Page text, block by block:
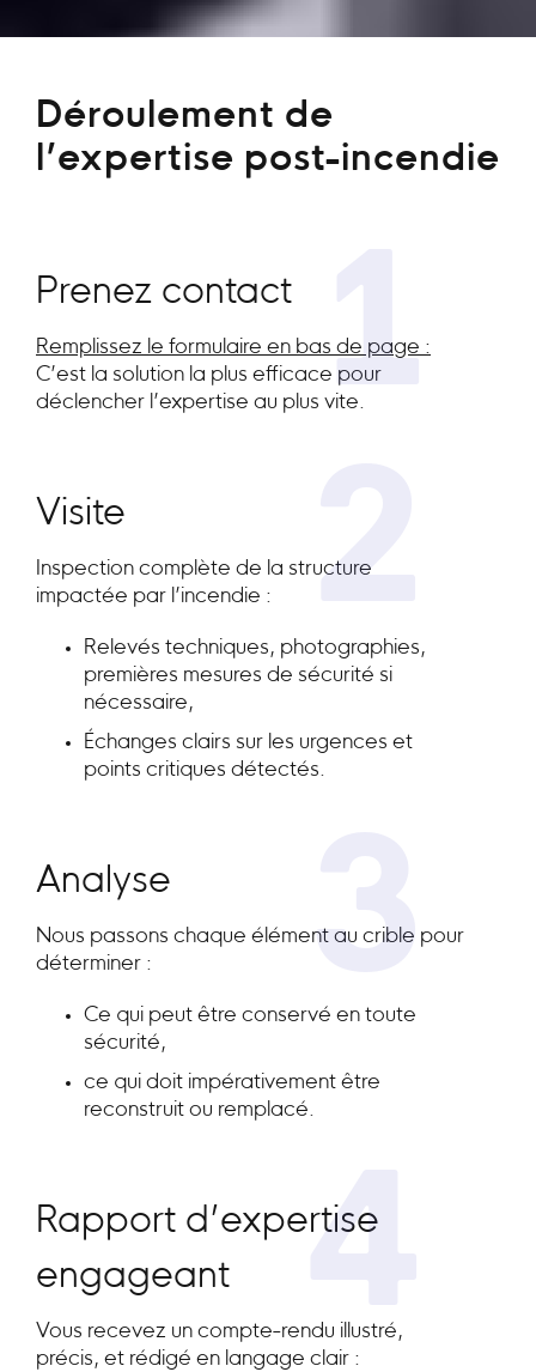
Déroulement de
l’expertise post-incendie
1
Prenez contact
Remplissez le formulaire en bas de page :
C’est la solution la plus efficace pour
déclencher l’expertise au plus vite.
2
Visite
Inspection complète de la structure
impactée par l’incendie :
Relevés techniques, photographies,
premières mesures de sécurité si
nécessaire,
Échanges clairs sur les urgences et
points critiques détectés.
3
Analyse
Nous passons chaque élément au crible pour
déterminer :
Ce qui peut être conservé en toute
sécurité,
ce qui doit impérativement être
reconstruit ou remplacé.
4
Rapport d’expertise
engageant
Vous recevez un compte-rendu illustré,
précis, et rédigé en langage clair :